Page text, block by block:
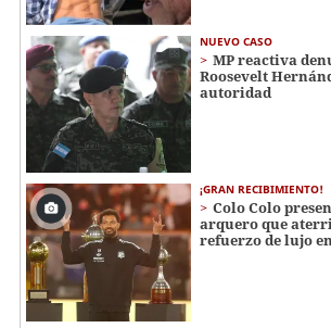
NUEVO CASO
MP reactiva
Roosevelt
autoridad
¡GRAN RECIBIMIENTO!
Colo Colo
arquero que
refuerzo de lujo